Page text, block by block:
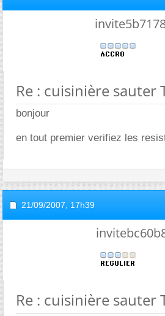
Re : cuisinière sauter
bonjour
en tout premier verifiez les
21/09/2007, 17h39
Re : cuisinière sauter